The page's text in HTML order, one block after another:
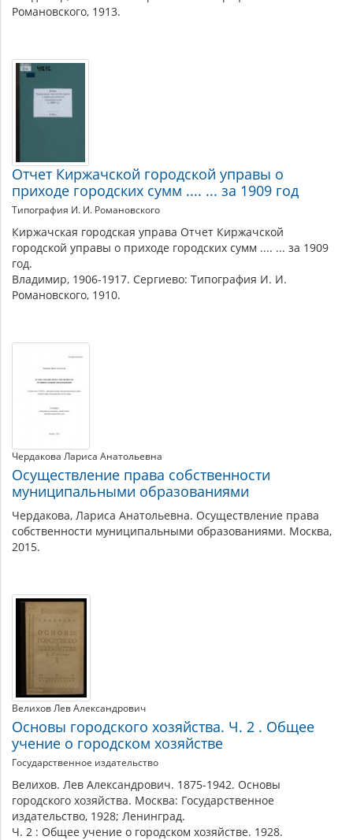
Романовского, 1913.
Отчет Киржачской городской управы о
приходе городских сумм .... ... за 1909 год
Типография И. И. Романовского
Киржачская городская управа Отчет Киржачской
городской управы о приходе городских сумм .... ... за 1909
год.
Владимир, 1906-1917. Сергиево: Типография И. И.
Романовского, 1910.
Чердакова Лариса Анатольевна
Осуществление права собственности
муниципальными образованиями
Чердакова, Лариса Анатольевна. Осуществление права
собственности муниципальными образованиями. Москва,
2015.
Велихов Лев Александрович
Основы городского хозяйства. Ч. 2 . Общее
учение о городском хозяйстве
Государственное издательство
Велихов. Лев Александрович. 1875-1942. Основы
городского хозяйства. Москва: Государственное
издательство, 1928; Ленинград.
Ч. 2 : Общее учение о городском хозяйстве. 1928.